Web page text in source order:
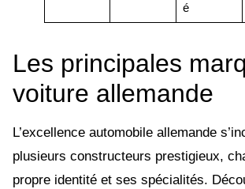
é
Les principales
voiture allemande
L’excellence automobile allemande
plusieurs constructeurs prestigieux,
propre identité et ses spécialités.